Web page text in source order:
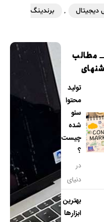
دیجیتال ,
برندینگ
مطالب
تولید
محتوا
سئو
شده
چیست
؟
در
دنیای
ل
بهترین
ابزارها